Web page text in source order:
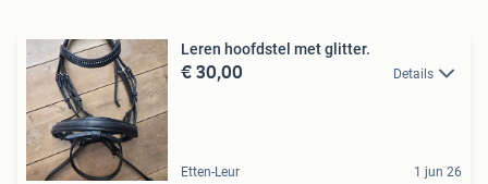
Leren hoofdstel met glitter.
€ 30,00 Details
Etten-Leur 1 jun 26